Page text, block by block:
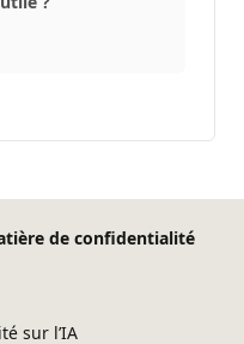
de confidentialité
sur l’IA